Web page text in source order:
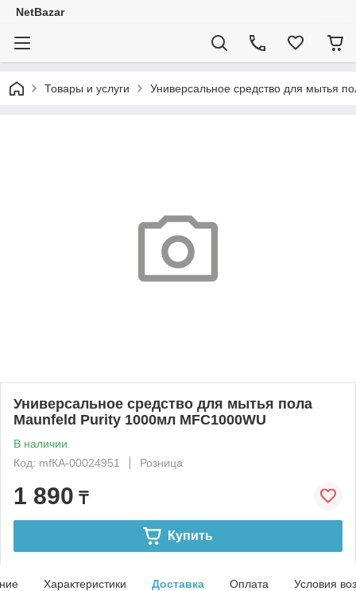
NetBazar
Товары и услуги Универсальное средство для мытья
Универсальное средство для мытья пола
Maunfeld Purity 1000мл MFC1000WU
В наличии
Код: mfКА-00024951
Розница
1 890 ₸
Купить
Характеристики Доставка Оплата Условия